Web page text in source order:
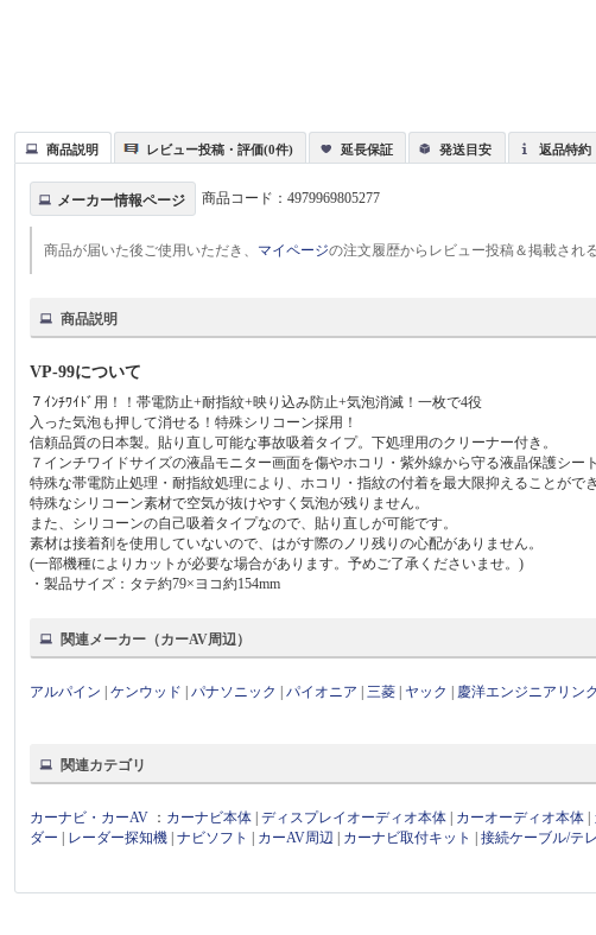
商品説明 レビュー投稿・評価(0件) 延長保証 発送目安 返品特約
メーカー情報ページ 商品コード：4979969805277
商品が届いた後ご使用いただき、 マイページの注文履歴からレビュー投稿＆掲載され
商品説明
VP-99について
７ｲﾝﾁﾜｲﾄﾞ用！！帯電防止+耐指紋+映り込み防止+気泡消滅！一枚で4役
入った気泡も押して消せる！特殊シリコーン採用！
信頼品質の日本製。貼り直し可能な事故吸着タイプ。下処理用のクリーナー付き。
７インチワイドサイズの液晶モニター画面を傷やホコリ・紫外線から守る液晶保護シート
特殊な帯電防止処理・耐指紋処理により、ホコリ・指紋の付着を最大限抑えることができ
特殊なシリコーン素材で空気が抜けやすく気泡が残りません。
また、シリコーンの自己吸着タイプなので、貼り直しが可能です。
素材は接着剤を使用していないので、はがす際のノリ残りの心配がありません。
(一部機種によりカットが必要な場合があります。予めご了承くださいませ。)
・製品サイズ：タテ約79×ヨコ約154mm
関連メーカー（カーAV周辺）
アルパイン |ケンウッド |パナソニック |パイオニア |三菱 ヤック 慶洋エンジニアリン
関連カテゴリ
カーナビ・カーAV ： カーナビ本体 |ディスプレイオーディオ本体 カーオーディオ本体
ダー
レーダー探知機 |ナビソフト カーAV周辺 カーナビ取付キット |接続ケーブル/テ